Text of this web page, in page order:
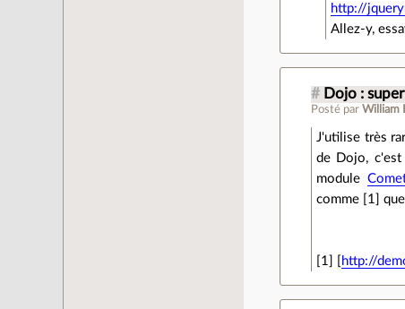
http://
Allez-y,
# Dojo :
Posté parWilliam
J'utilise très
de Dojo, c'est
module
comme [1]
[1] [ http://